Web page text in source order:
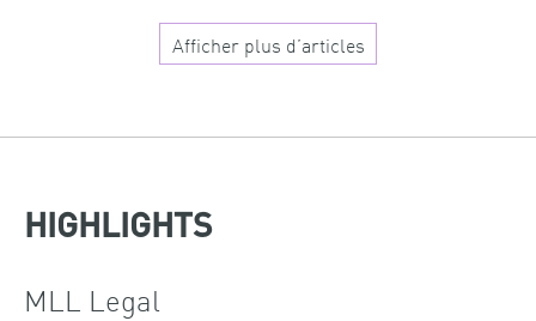
Afficher plus d’articles
HIGHLIGHTS
MLL Legal